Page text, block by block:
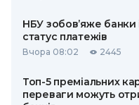
НБУ зобов’яже банки
статус платежів
Вчора 08:02 2445
Топ-5 преміальних
переваги можуть